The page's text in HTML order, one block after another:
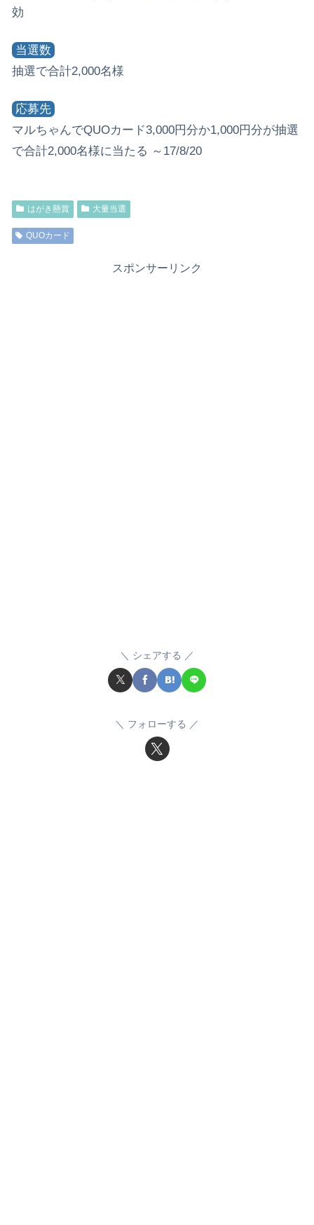
効
当選数
抽選で合計2,000名様
応募先
マルちゃんでQUOカード3,000円分か1,000円分が抽選
で合計2,000名様に当たる ～17/8/20
はがき懸賞 大量当選
QUOカード
スポンサーリンク
シェアする
フォローする